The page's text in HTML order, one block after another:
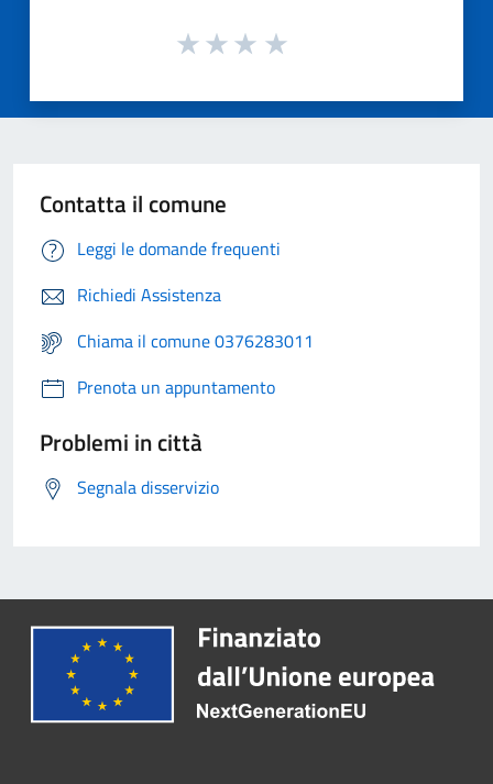
Contatta il comune
Leggi le domande frequenti
Richiedi Assistenza
Chiama il comune 0376283011
Prenota un appuntamento
Problemi in città
Segnala disservizio